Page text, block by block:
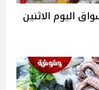
اليوم الاثنين